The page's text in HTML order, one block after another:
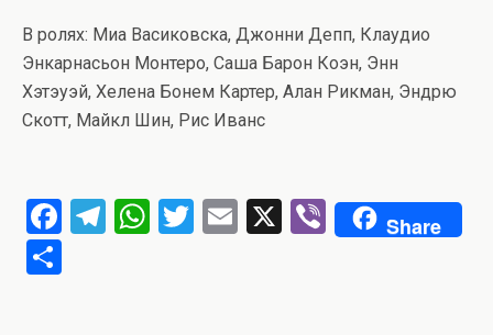
В ролях: Миа Васиковска, Джонни Депп, Клаудио
Энкарнасьон Монтеро, Саша Барон Коэн, Энн
Хэтэуэй, Хелена Бонем Картер, Алан Рикман, Эндрю
Скотт, Майкл Шин, Рис Иванс
F
T
W T
E
X
Vi
b
Share